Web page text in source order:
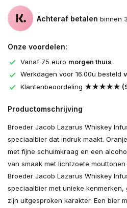
Achteraf betalen binnen
Onze voordelen:
Vanaf 75 euro morgen thuis
Werkdagen voor 16.00u besteld
Klantenbeoordeling ★★★★★
Productomschrijving
Broeder Jacob Lazarus Whiskey
speciaalbier dat indruk maakt.
met fijne schuimkraag en een
van smaak met lichtzoete
Broeder Jacob Lazarus Whiskey
speciaalbier met unieke
zijn uitgesproken karakter. Een bier